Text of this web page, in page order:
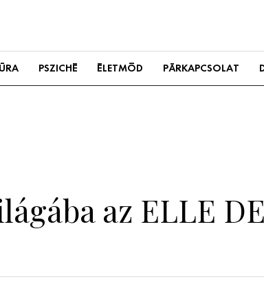
PSZICHÉ ÉLETMÓD PÁRKAPCSOLAT
az ELLE